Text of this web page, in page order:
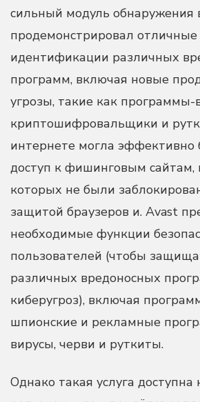
сильный модуль обнаружения
продемонстрировал отличные
идентификации различных
программ, включая новые
угрозы, такие как программы-
криптошифровальщики и
интернете могла эффективно
доступ к фишинговым сайтам,
которых не были
защитой браузеров и. Avast
необходимые функции
пользователей (чтобы
различных вредоносных
киберугроз), включая
шпионские и рекламные
вирусы, черви и руткиты.
Однако такая услуга доступна